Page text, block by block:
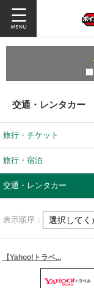
交通・レンタカー
旅行・チケット
旅行・宿泊
交通・レンタカー
表示順序：
【Yahoo!トラベ...